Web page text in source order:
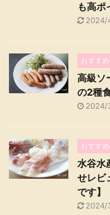
も高ポ
2024/
おすす
高級ソ
の2種
2024/
おすす
水谷水
せレビ
です】
2024/